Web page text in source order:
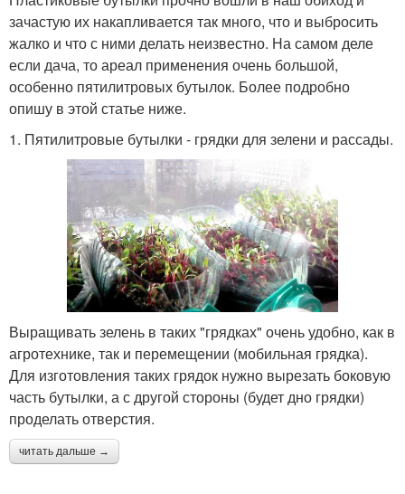
зачастую их накапливается так много, что и выбросить
жалко и что с ними делать неизвестно. На самом деле
если дача, то ареал применения очень большой,
особенно пятилитровых бутылок. Более подробно
опишу в этой статье ниже.
1. Пятилитровые бутылки - грядки для зелени и рассады.
Выращивать зелень в таких "грядках" очень удобно, как в
агротехнике, так и перемещении (мобильная грядка).
Для изготовления таких грядок нужно вырезать боковую
часть бутылки, а с другой стороны (будет дно грядки)
проделать отверстия.
читать дальше →